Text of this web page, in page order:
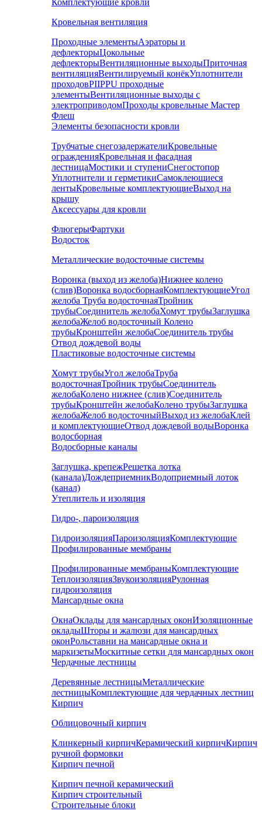
Комплектующие кровли
Кровельная вентиляция
Проходные элементыАэраторы и
дефлекторыЦокольные
дефлекторыВентиляционные выходыПриточная
вентиляцияВентилируемый конёкУплотнители
проходовPIIPPU проходные
элементыВентиляционные выходы с
электроприводомПроходы кровельные Мастер
Флеш
Элементы безопасности кровли
Трубчатые снегозадержателиКровельные
огражденияКровельная и фасадная
лестницаМостики и ступениСнегостопор
Уплотнители и герметикиСамоклеющиеся
лентыКровельные комплектующиеВыход на
крышу
Аксессуары для кровли
ФлюгерыФартуки
Водосток
Металлические водосточные системы
Воронка (выход из желоба)Нижнее колено
(слив)Воронка водосборнаяКомплектующиеУгол
желоба Труба водосточнаяТройник
трубыСоединитель желобаХомут трубыЗаглушка
желобаЖелоб водосточный Колено
трубыКронштейн желобаСоединитель трубы
Отвод дождевой воды
Пластиковые водосточные системы
Хомут трубыУгол желобаТруба
водосточнаяТройник трубыСоединитель
желобаКолено нижнее (слив)Соединитель
трубыКронштейн желобаКолено трубыЗаглушка
желобаЖелоб водосточныйВыход из желобаКлей
и комплектующиеОтвод дождевой водыВоронка
водосборная
Водосборные каналы
Заглушка, крепежРешетка лотка
(канала)ДождеприемникВодоприемный лоток
(канал)
Утеплитель и изоляция
Гидро-, пароизоляция
ГидроизоляцияПароизоляцияКомплектующие
Профилированные мембраны
Профилированные мембраныКомплектующие
ТеплоизоляцияЗвукоизоляцияРулонная
гидроизоляция
Мансардные окна
ОкнаОклады для мансардных оконИзоляционные
окладыШторы и жалюзи для мансардных
оконРольставни на мансардные окна и
маркизетыМоскитные сетки для мансардных окон
Чердачные лестницы
Деревянные лестницыМеталлические
лестницыКомплектующие для чердачных лестниц
Кирпич
Облицовочный кирпич
Клинкерный кирпичКерамический кирпичКирпич
ручной формовки
Кирпич печной
Кирпич печной керамический
Кирпич строительный
Строительные блоки